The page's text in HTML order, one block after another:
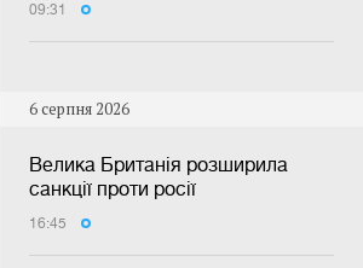
09:31
6 серпня 2026
Велика Британія розширила
санкції проти росії
16:45